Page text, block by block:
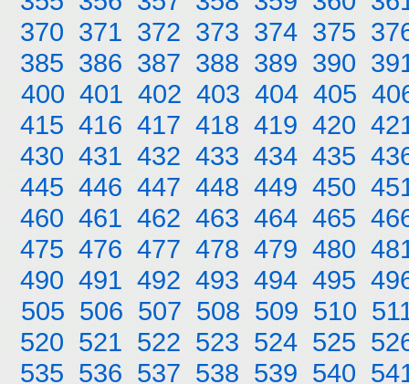
370 371 372 373 374 375
385 386 387 388 389 390
400 401 402 403 404 405
415 416 417 418 419 420
430 431 432 433 434 435
445 446 447 448 449 450
460 461 462 463 464 465
475 476 477 478 479 480
490 491 492 493 494 495
505 506 507 508 509 510
520 521 522 523 524 525
535 536 537 538 539 540